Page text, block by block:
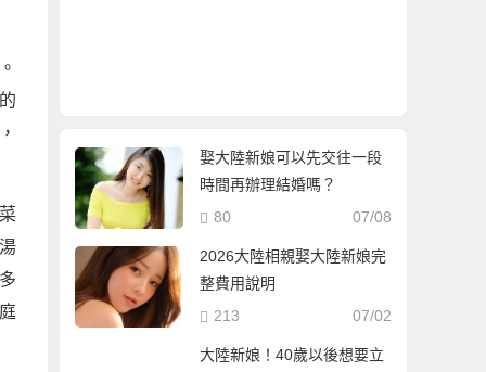
娶大陸新娘可以先交往一段
時間再辦理結婚嗎？
07/08
80
2026大陸相親娶大陸新娘完
整費用說明
07/02
213
大陸新娘！40歲以後想要立